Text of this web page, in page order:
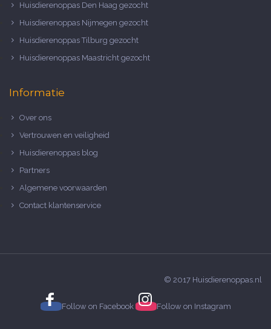
Huisdierenoppas Den Haag gezocht
Huisdierenoppas Nijmegen gezocht
Huisdierenoppas Tilburg gezocht
Huisdierenoppas Maastricht gezocht
Informatie
Over ons
Vertrouwen en veiligheid
Huisdierenoppas blog
Partners
Algemene voorwaarden
Contact klantenservice
© 2017 Huisdierenoppas.nl
Follow on Facebook Follow on Instagram